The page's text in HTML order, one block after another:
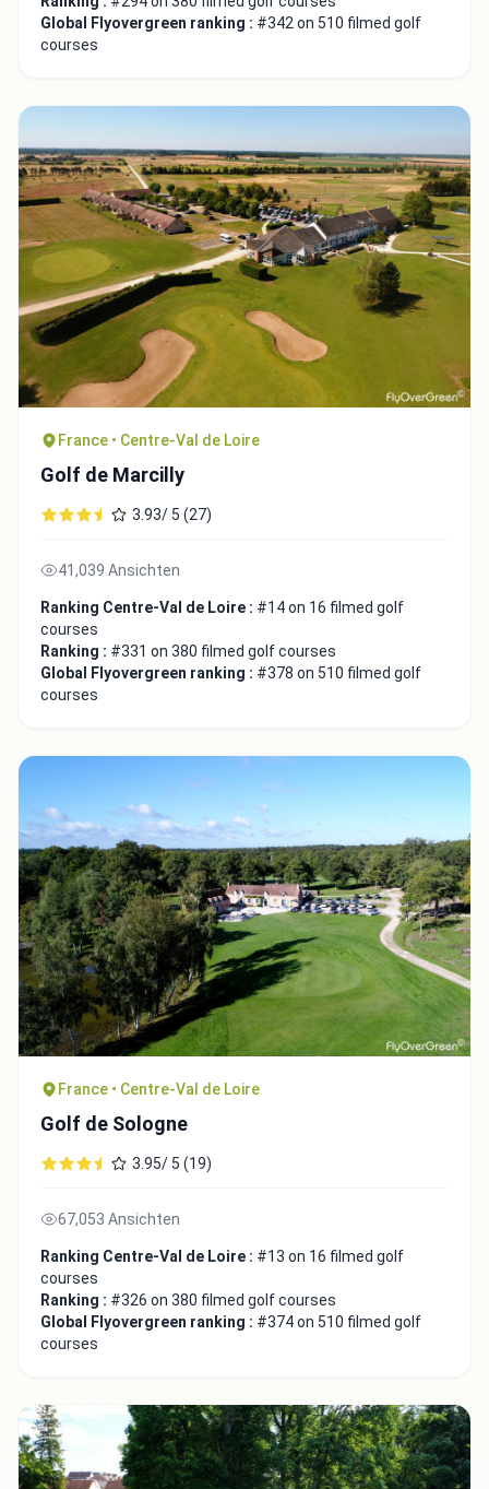
Global Flyovergreen ranking : #342 on 510 filmed golf
courses
France • Centre-Val de Loire
Golf de Marcilly
3.93/ 5 (27)
41,039 Ansichten
Ranking Centre-Val de Loire : #14 on 16 filmed golf
courses
Ranking : #331 on 380 filmed golf courses
Global Flyovergreen ranking : #378 on 510 filmed golf
courses
France • Centre-Val de Loire
Golf de Sologne
3.95/ 5 (19)
67,053 Ansichten
Ranking Centre-Val de Loire : #13 on 16 filmed golf
courses
Ranking : #326 on 380 filmed golf courses
Global Flyovergreen ranking : #374 on 510 filmed golf
courses
Video choice:
Close